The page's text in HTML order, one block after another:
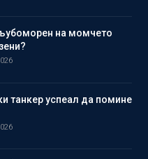
на момчето
танкер успеал да помине